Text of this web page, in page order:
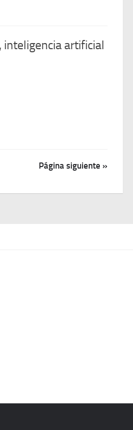
artificial
Página siguiente »